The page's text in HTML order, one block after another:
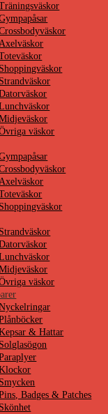
Shoppingväskor
Strandväskor
väskor
Shoppingväskor
Strandväskor
väskor
& Hattar
Solglasögon
Smycken
Badges & Patches
Skönhet